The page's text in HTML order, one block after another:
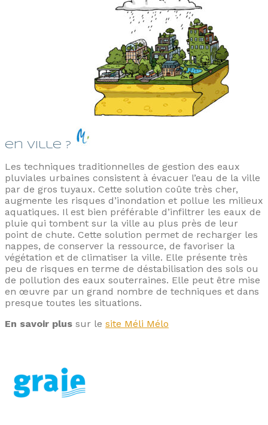
en ville ?
Les techniques traditionnelles de gestion des eaux
pluviales urbaines consistent à évacuer l’eau de la ville
par de gros tuyaux. Cette solution coûte très cher,
augmente les risques d’inondation et pollue les milieux
aquatiques. Il est bien préférable d’infiltrer les eaux de
pluie qui tombent sur la ville au plus près de leur
point de chute. Cette solution permet de recharger les
nappes, de conserver la ressource, de favoriser la
végétation et de climatiser la ville. Elle présente très
peu de risques en terme de déstabilisation des sols ou
de pollution des eaux souterraines. Elle peut être mise
en œuvre par un grand nombre de techniques et dans
presque toutes les situations.
En savoir plus sur le site Méli Mélo